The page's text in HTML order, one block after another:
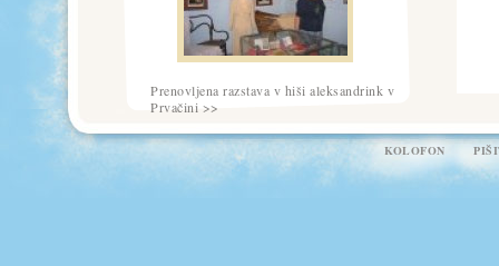
Prenovljena razstava v hiši aleksandrink v
Prvačini >>
KOLOFON